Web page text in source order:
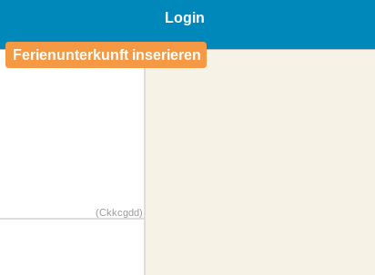
Login
Ferienunterkunft inserieren
(Ckkcgdd)